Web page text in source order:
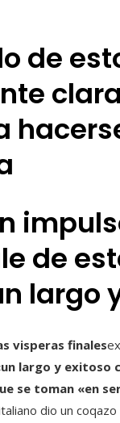
de
de
largo
visperas finales
largo y exitoso
se toman «en
dio un